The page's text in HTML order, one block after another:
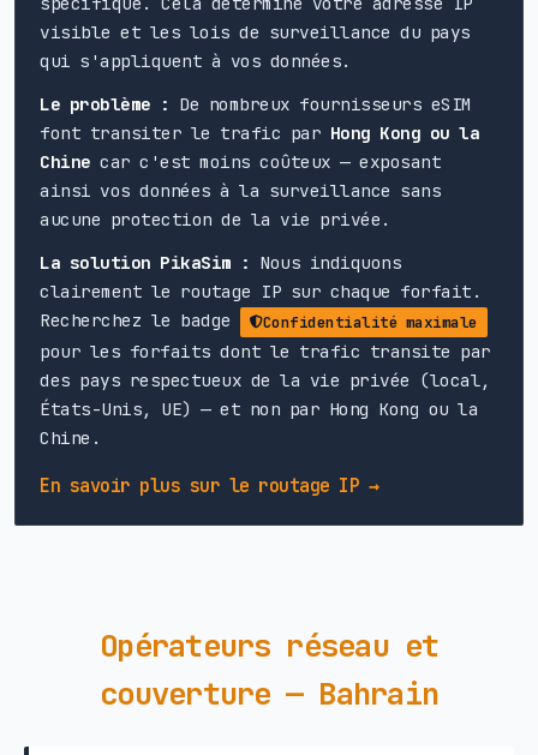
visible et les lois de surveillance du pays
qui s'appliquent à vos données.
Le problème : De nombreux fournisseurs eSIM
font transiter le trafic par Hong Kong ou la
Chine car c'est moins coûteux — exposant
ainsi vos données à la surveillance sans
aucune protection de la vie privée.
La solution PikaSim : Nous indiquons
clairement le routage IP sur chaque forfait.
Recherchez le badge
Confidentialité maximale
pour les forfaits dont le trafic transite par
des pays respectueux de la vie privée (local,
États-Unis, UE) — et non par Hong Kong ou la
Chine.
En savoir plus sur le routage IP →
Opérateurs réseau et
couverture — Bahrain